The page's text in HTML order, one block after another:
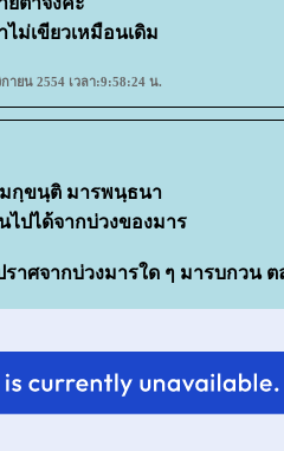
ม่เขียวเหมือนเดิม
ายน 2554 เวลา:9:58:24 น.
กฺขนฺติ มารพนฺธนา
ไปได้จากบ่วงของมาร
าศจากบ่วงมารใด ๆ มารบกวน